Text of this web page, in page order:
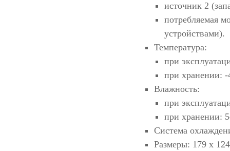
источник 2
потребляемая
устройствами).
Температура:
при
при хранении: -
Влажность:
при
при хранении:
Система
Размеры: 179 х